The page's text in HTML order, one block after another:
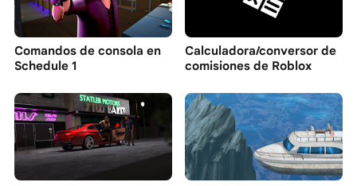
Comandos de consola en
Schedule 1
Calculadora/conversor de
comisiones de Roblox